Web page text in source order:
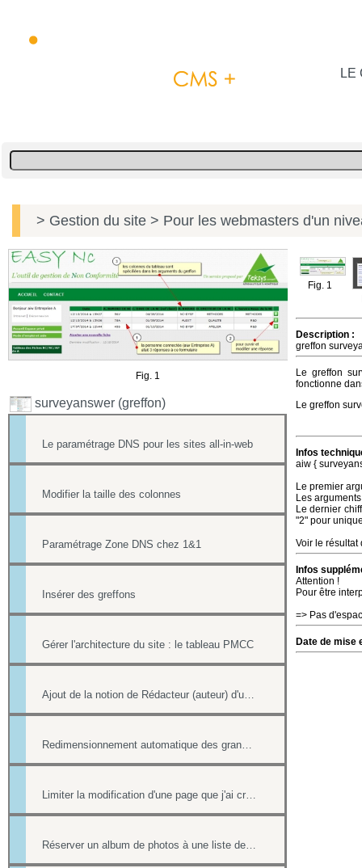
LE
> Gestion du site > Pour les webmasters d'un
Fig. 1
surveyanswer (greffon)
Le paramétrage DNS pour les sites all-in-web
Modifier la taille des colonnes
Paramétrage Zone DNS chez 1&1
Insérer des greffons
Gérer l'architecture du site : le tableau PMCC
Ajout de la notion de Rédacteur (auteur) d'une actualité
Redimensionnement automatique des grandes images
Limiter la modification d'une page que j'ai créée si nous sommes plusieurs webmasters
Réserver un album de photos à une liste de personnes
Fig. 1
Description :
greffon
Le greffon
fonctionne
Le greffon
Infos
aiw {
Le premier
Les
Le dernier
"2" pour
Voir le résultat
Infos
Attention !
Pour être
=> Pas
Date de mise